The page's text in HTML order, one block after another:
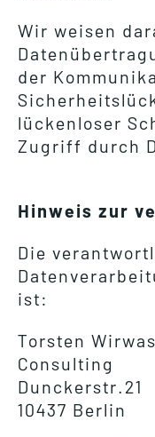
Wir weisen
der
lückenloser
Zugriff durch
Hinweis zur
Die
ist:
Torsten
Consulting
Dunckerstr.21
10437 Berlin